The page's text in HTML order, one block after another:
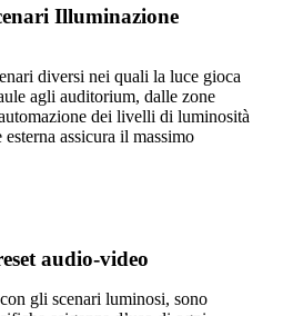
Illuminazione
diversi nei quali la luce gioca
agli auditorium, dalle zone
dei livelli di luminosità
assicura il massimo
audio-video
gli scenari luminosi, sono